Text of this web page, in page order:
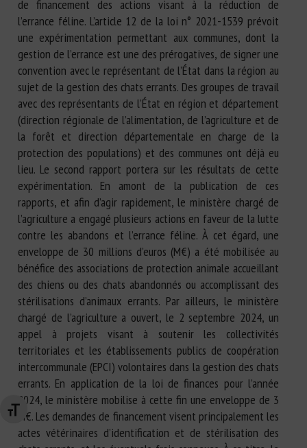
Changer la taille de la police
de financement des actions visant à la réduction de
l’errance féline. L’article 12 de la loi n° 2021-1539 prévoit
une expérimentation permettant aux communes, dont la
gestion de l’errance est une des prérogatives, de signer une
convention avec le représentant de l’État dans la région au
sujet de la gestion des chats errants. Des groupes de travail
avec des représentants de l’État en région et département
(direction régionale de l’alimentation, de l’agriculture et de
la forêt et direction départementale en charge de la
protection des populations) et des communes ont déjà eu
lieu. Le second rapport portera sur les résultats de cette
expérimentation. En amont de la publication de ces
rapports, et afin d’agir rapidement, le ministère chargé de
l’agriculture a engagé plusieurs actions en faveur de la lutte
contre les abandons et l’errance féline. À cet égard, une
enveloppe de 30 millions d’euros (M€) a été mobilisée au
bénéfice des associations de protection animale accueillant
des chiens ou des chats abandonnés ou accomplissant des
stérilisations d’animaux errants. Par ailleurs, le ministère
chargé de l’agriculture a ouvert, le 2 septembre 2024, un
appel à projets visant à soutenir les collectivités
territoriales et les établissements publics de coopération
intercommunale (EPCI) volontaires dans la gestion des chats
errants. En application de la loi de finances pour l’année
2024, le ministère mobilise à cette fin une enveloppe de 3
M€. Les demandes de financement visent principalement les
actes vétérinaires d’identification et de stérilisation des